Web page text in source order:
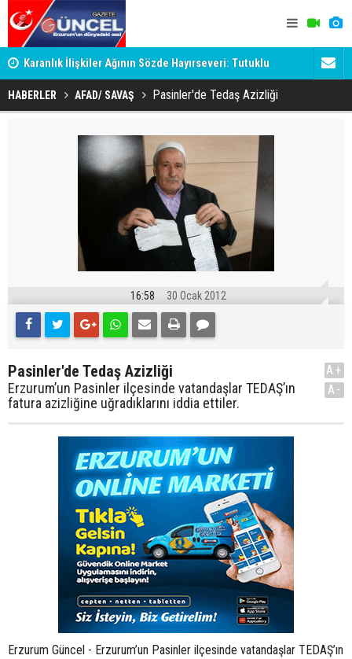
Karanlık İlişkiler Ağının Sözde Hayırseveri: Tutuklu
Memet Aca Dosyası
Dadaş'a
HABERLER AFAD/ SAVAŞ Pasinler'de Tedaş Azizliği
16:58 30 Ocak 2012
Pasinler'de Tedaş Azizliği
Erzurum’un Pasinler ilçesinde vatandaşlar TEDAŞ’ın
fatura azizliğine uğradıklarını iddia ettiler.
A+
A-
Erzurum Güncel - Erzurum’un Pasinler ilçesinde vatandaşlar TEDAŞ’ın